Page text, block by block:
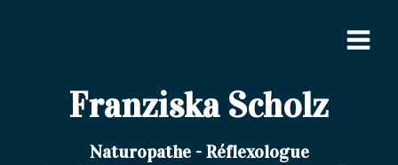
Franziska Scholz
Naturopathe - Réflexologue